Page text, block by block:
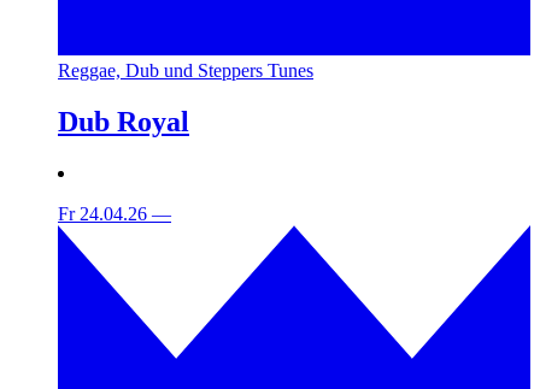
Reggae, Dub und Steppers Tunes
Dub Royal
Fr 24.04.26 —